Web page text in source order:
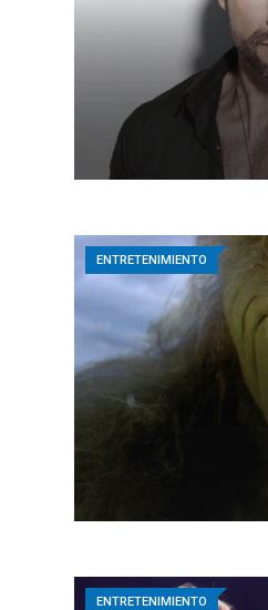
ENTRETENIMIENTO
ENTRETENIMIENTO